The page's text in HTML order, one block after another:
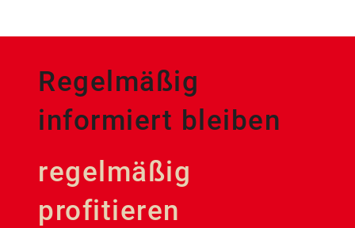
Regelmäßig
informiert bleiben
regelmäßig
profitieren